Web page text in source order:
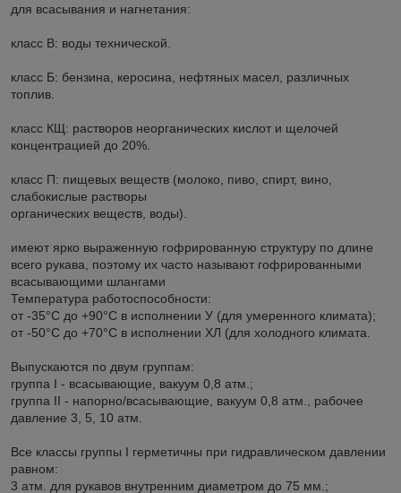
для всасывания и нагнетания:
класс В: воды технической.
класс Б: бензина, керосина, нефтяных масел, различных
топлив.
класс КЩ: растворов неорганических кислот и щелочей
концентрацией до 20%.
класс П: пищевых веществ (молоко, пиво, спирт, вино,
слабокислые растворы
органических веществ, воды).
имеют ярко выраженную гофрированную структуру по длине
всего рукава, поэтому их часто называют гофрированными
всасывающими шлангами
Температура работоспособности:
от -35°С до +90°С в исполнении У (для умеренного климата);
от -50°С до +70°С в исполнении ХЛ (для холодного климата.
Выпускаются по двум группам:
группа I - всасывающие, вакуум 0,8 атм.;
группа II - напорно/всасывающие, вакуум 0,8 атм., рабочее
давление 3, 5, 10 атм.
Все классы группы I герметичны при гидравлическом давлении
равном:
3 атм. для рукавов внутренним диаметром до 75 мм.;